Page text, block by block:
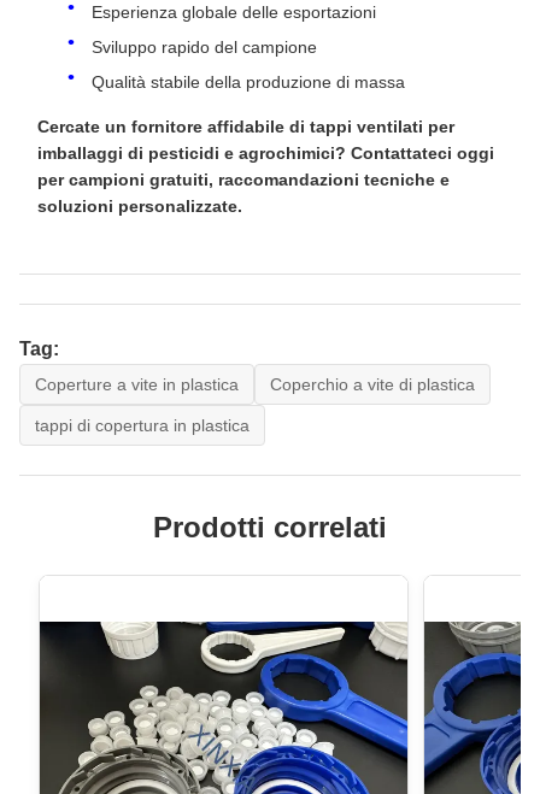
Esperienza globale delle esportazioni
Sviluppo rapido del campione
Qualità stabile della produzione di massa
Cercate un fornitore affidabile di tappi ventilati per
imballaggi di pesticidi e agrochimici? Contattateci oggi
per campioni gratuiti, raccomandazioni tecniche e
soluzioni personalizzate.
Tag:
Coperture a vite in plastica Coperchio a vite di plastica
tappi di copertura in plastica
Prodotti correlati